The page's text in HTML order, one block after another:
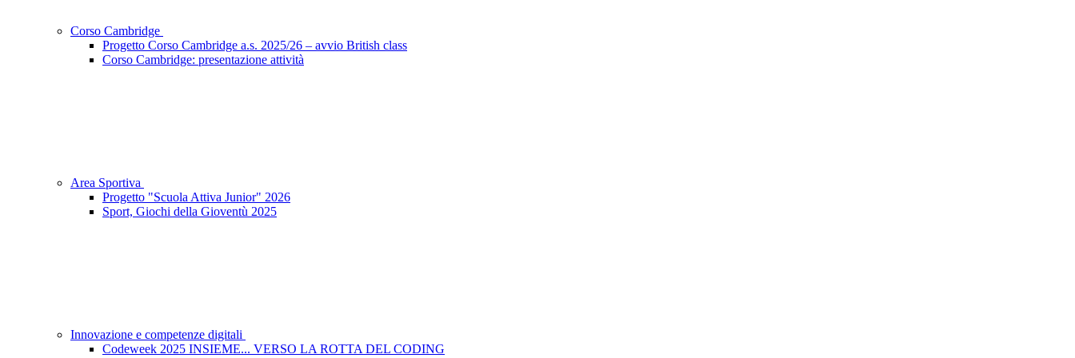
Corso Cambridge
Progetto Corso Cambridge a.s. 2025/26 – avvio British class
Corso Cambridge: presentazione attività
Area Sportiva
Progetto "Scuola Attiva Junior" 2026
Sport, Giochi della Gioventù 2025
Innovazione e competenze digitali
Codeweek 2025 INSIEME... VERSO LA ROTTA DEL CODING